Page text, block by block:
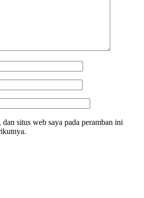
situs web saya pada peramban ini